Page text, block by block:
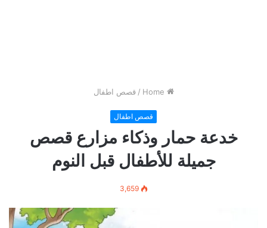
/ قصص اطفال
قصص اطفال
خدعة حمار وذكاء مزارع قصص
جميلة للأطفال قبل النوم
3,659